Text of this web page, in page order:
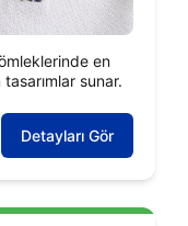
en
sunar.
Detayları Gör